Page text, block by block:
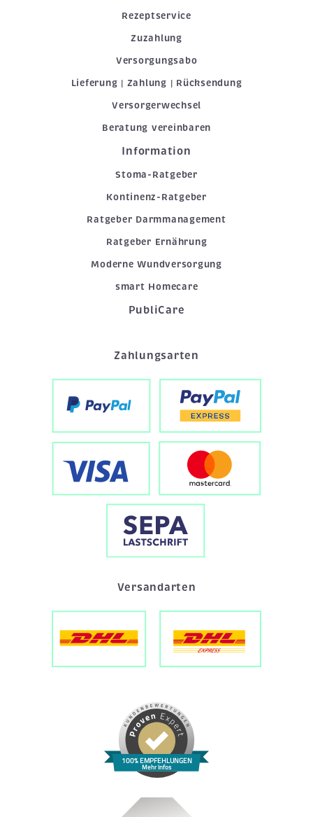
Rezeptservice
Zuzahlung
Versorgungsabo
Lieferung | Zahlung | Rücksendung
Versorgerwechsel
Beratung vereinbaren
Information
Stoma-Ratgeber
Kontinenz-Ratgeber
Ratgeber Darmmanagement
Ratgeber Ernährung
Moderne Wundversorgung
smart Homecare
PubliCare
Zahlungsarten
Versandarten
100% EMPFEHLUNGEN
Mehr Infos